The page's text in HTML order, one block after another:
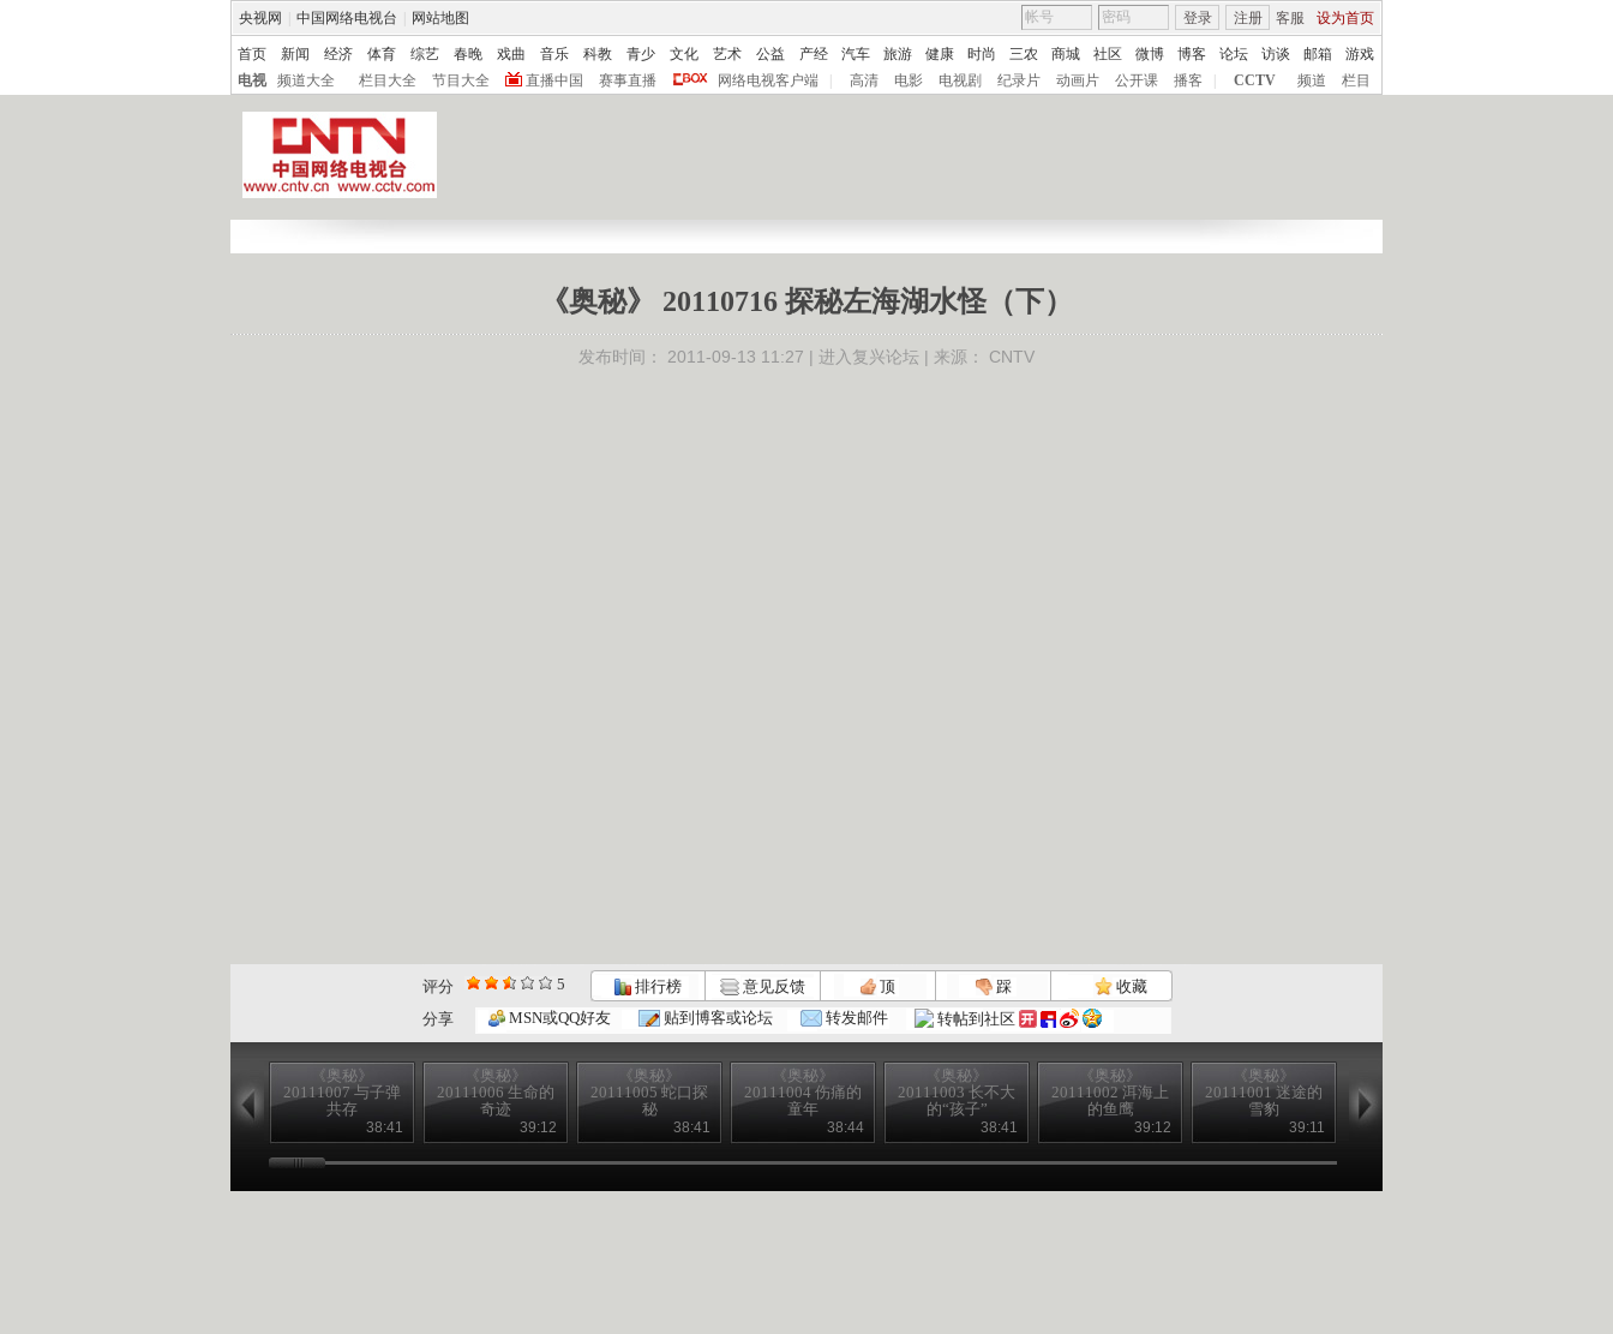
央视网 中国网络电视台 网站地图 客服 设为首页
登录 注册
首页 新闻 经济 体育 综艺 春晚 戏曲 音乐 科教 青少 文化 艺术 公益 产经 汽车 旅游 健康 时尚 三农 商城 社区 微博 博客 论坛 访谈 邮箱
游戏
电视
频道大全 栏目大全 节目大全 直播中国 赛事直播 网络电视客户端 高清 电影 电视剧 纪录片 动画片 公开课 播客 CCTV 频道 栏目
《奥秘》 20110716 探秘左海湖水怪（下）
发布时间： 2011-09-13 11:27 | 进入复兴论坛 | 来源： CNTV
评分 5 排行榜 意见反馈 顶 踩
收藏
分享
MSN或QQ好友 贴到博客或论坛 转发邮件 转帖到社区
《奥秘》
20111007 与子弹
共存
38:41
《奥秘》
20111006 生命的
奇迹
39:12
《奥秘》
20111005 蛇口探
秘
38:41
《奥秘》
20111004 伤痛的
童年
38:44
《奥秘》
20111003 长不大
的“孩子”
38:41
《奥秘》
20111002 洱海上
的鱼鹰
39:12
《奥秘》
20111001 迷途的
雪豹
39:11
20110929 无价宝